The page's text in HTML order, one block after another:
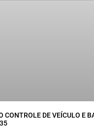
CONTROLE DE VEÍCULO E